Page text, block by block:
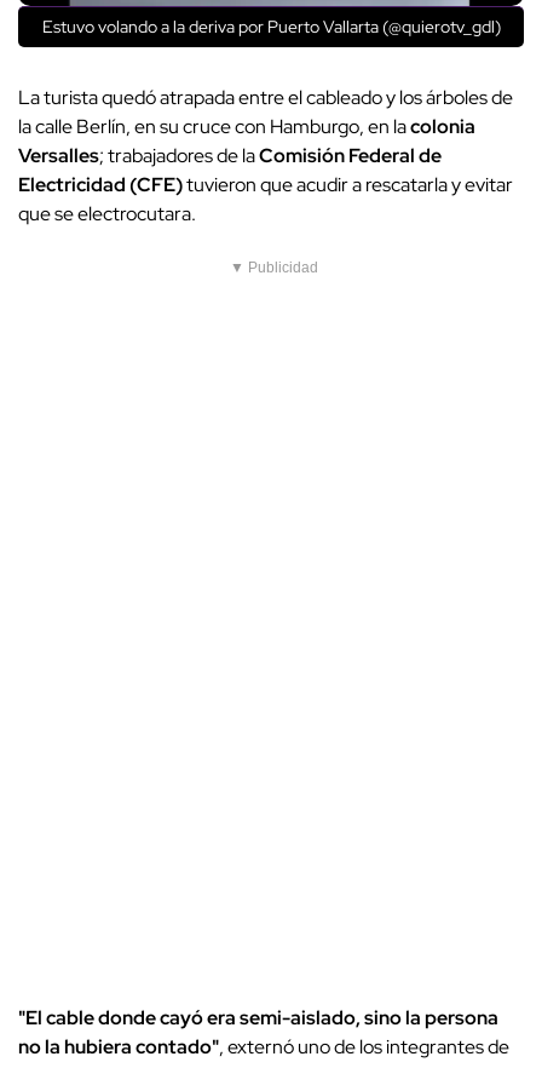
Estuvo volando a la deriva por Puerto Vallarta (@quierotv_gdl)
La turista quedó atrapada entre el cableado y los árboles de
la calle Berlín, en su cruce con Hamburgo, en lacolonia
Versalles; trabajadores de laComisión Federal de
Electricidad (CFE)tuvieron que acudir a rescatarla y evitar
que se electrocutara.
▼ Publicidad
"El cable donde cayó era semi-aislado, sino la persona
no la hubiera contado", externó uno de los integrantes de